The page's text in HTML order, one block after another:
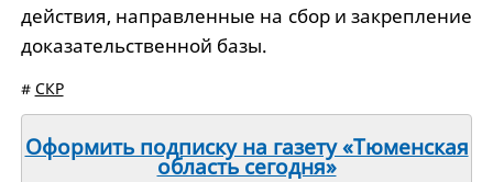
действия, направленные на сбор и закрепление
доказательственной базы.
# СКР
Оформить подписку на газету «Тюменская
область сегодня»